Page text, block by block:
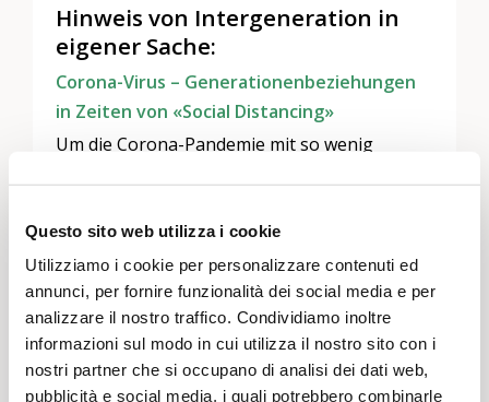
Questo sito web utilizza i cookie
Utilizziamo i cookie per personalizzare contenuti ed
annunci, per fornire funzionalità dei social media e per
analizzare il nostro traffico. Condividiamo inoltre
informazioni sul modo in cui utilizza il nostro sito con i
nostri partner che si occupano di analisi dei dati web,
pubblicità e social media, i quali potrebbero combinarle
Hinweis von Intergeneration in
eigener Sache:
Corona-Virus – Generationenbeziehungen
in Zeiten von «Social Distancing»
Um die Corona-Pandemie mit so wenig
Förderinstrumente derzeit ausgesetzt
werden: Anstatt soziale Nähe durch
generationenverbindende persönliche
Kontakte zu schaffen ist soziale Distanz
notwendig. Bitte halten Sie sich an die
Anweisungen des Bundes. Wir möchten alle